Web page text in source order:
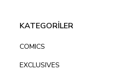
KATEGORİLER
COMICS
EXCLUSIVES